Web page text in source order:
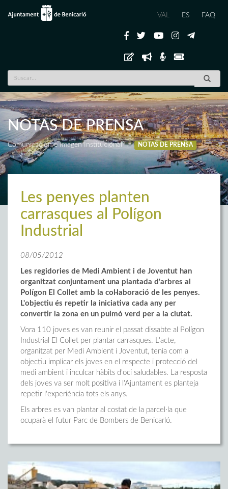
VAL ES FAQ
NOTAS DE PRENSA
Comunicación e Imagen Institucional NOTAS DE PRENSA
Les penyes planten
carrasques al Polígon
Industrial
08/05/2012
Les regidories de Medi Ambient i de Joventut han
organitzat conjuntament una plantada d'arbres al
Polígon El Collet amb la col·laboració de les penyes.
L'objectiu és repetir la iniciativa cada any per
convertir la zona en un pulmó verd per a la ciutat.
Vora 110 joves es van reunir el passat dissabte al Polígon
Industrial El Collet per plantar carrasques. L'acte,
organitzat per Medi Ambient i Joventut, tenia com a
objectiu implicar els joves en el respecte i protecció del
medi ambient i inculcar hàbits d'oci saludables. La resposta
dels joves va ser molt positiva i l'Ajuntament es planteja
repetir l'experiència tots els anys.
Els arbres es van plantar al costat de la parcel·la que
ocuparà el futur Parc de Bombers de Benicarló.